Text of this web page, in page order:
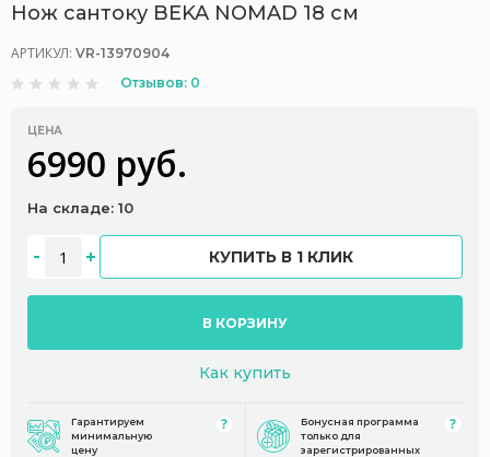
Нож сантоку BEKA NOMAD 18 см
АРТИКУЛ: VR-13970904
Отзывов: 0
ЦЕНА
6990 руб.
На складе: 10
КУПИТЬ В 1 КЛИК
В КОРЗИНУ
Как купить
Гарантируем
минимальную
цену
Бонусная программа
только для
зарегистрированных